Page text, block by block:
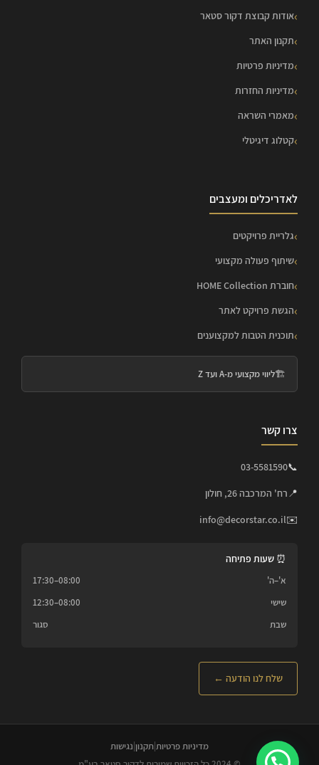
אודות קבוצת דקור סטאר
תקנון האתר
מדיניות פרטיות
מדיניות החזרות
מאמרי השראה
קטלוג דיגיטלי
לאדריכלים ומעצבים
גלריית פרויקטים
שיתוף פעולה מקצועי
חוברת HOME Collection
הגשת פרויקט לאתר
תוכנית הטבות למקצוענים
🏗️ליווי מקצועי מ-A ועד Z
צרו קשר
📞
03-5581590
📍 רח' המרכבה 26, חולון
✉️
info@decorstar.co.il
⏰ שעות פתיחה
א'–ה'
08:00–17:30
שישי
08:00–12:30
שבת
סגור
שלח לנו הודעה ←
מדיניות פרטיותתקנון נגישות